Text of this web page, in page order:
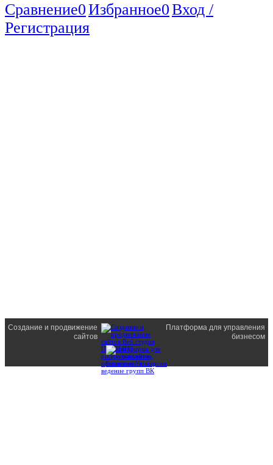
Сравнение0Избранное0Вход /
Регистрация
Создание и продвижение
сайтов
Платформа для управления
бизнесом